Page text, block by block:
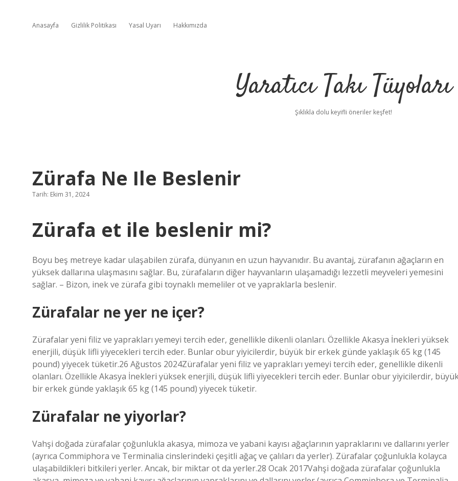
Anasayfa Gizlilik Politikası Yasal Uyarı Hakkımızda
Yaratıcı Takı Tüyoları
Şıklıkla dolu keyifli öneriler keşfet!
Zürafa Ne Ile Beslenir
Tarih: Ekim 31, 2024
Zürafa et ile beslenir mi?
Boyu beş metreye kadar ulaşabilen zürafa, dünyanın en uzun hayvanıdır. Bu avantaj, zürafanın ağaçların en
yüksek dallarına ulaşmasını sağlar. Bu, zürafaların diğer hayvanların ulaşamadığı lezzetli meyveleri yemesini
sağlar. – Bizon, inek ve zürafa gibi toynaklı memeliler ot ve yapraklarla beslenir.
Zürafalar ne yer ne içer?
Zürafalar yeni filiz ve yaprakları yemeyi tercih eder, genellikle dikenli olanları. Özellikle Akasya İnekleri yüksek
enerjili, düşük lifli yiyecekleri tercih eder. Bunlar obur yiyicilerdir, büyük bir erkek günde yaklaşık 65 kg (145
pound) yiyecek tüketir.26 Ağustos 2024Zürafalar yeni filiz ve yaprakları yemeyi tercih eder, genellikle dikenli
olanları. Özellikle Akasya İnekleri yüksek enerjili, düşük lifli yiyecekleri tercih eder. Bunlar obur yiyicilerdir,
bir erkek günde yaklaşık 65 kg (145 pound) yiyecek tüketir.
Zürafalar ne yiyorlar?
Vahşi doğada zürafalar çoğunlukla akasya, mimoza ve yabani kayısı ağaçlarının yapraklarını ve dallarını yerler
(ayrıca Commiphora ve Terminalia cinslerindeki çeşitli ağaç ve çalıları da yerler). Zürafalar çoğunlukla kolayca
ulaşabildikleri bitkileri yerler. Ancak, bir miktar ot da yerler.28 Ocak 2017Vahşi doğada zürafalar çoğunlukla